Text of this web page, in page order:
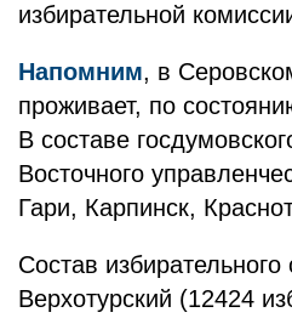
избирательной
Напомним, в
проживает, по
В составе
Восточного
Гари, Карпинск,
Состав
Верхотурский (12424